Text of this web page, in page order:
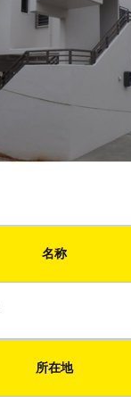
名称
所在地